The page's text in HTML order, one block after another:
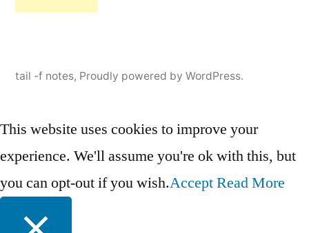
tail -f notes, Proudly powered by WordPress.
This website uses cookies to improve your
experience. We'll assume you're ok with this, but
you can opt-out if you wish.AcceptRead More